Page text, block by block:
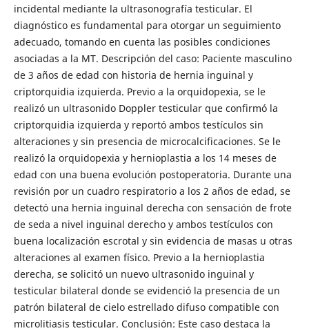
incidental mediante la ultrasonografía testicular. El
diagnóstico es fundamental para otorgar un seguimiento
adecuado, tomando en cuenta las posibles condiciones
asociadas a la MT. Descripción del caso: Paciente masculino
de 3 años de edad con historia de hernia inguinal y
criptorquidia izquierda. Previo a la orquidopexia, se le
realizó un ultrasonido Doppler testicular que confirmó la
criptorquidia izquierda y reportó ambos testículos sin
alteraciones y sin presencia de microcalcificaciones. Se le
realizó la orquidopexia y hernioplastia a los 14 meses de
edad con una buena evolución postoperatoria. Durante una
revisión por un cuadro respiratorio a los 2 años de edad, se
detectó una hernia inguinal derecha con sensación de frote
de seda a nivel inguinal derecho y ambos testículos con
buena localización escrotal y sin evidencia de masas u otras
alteraciones al examen físico. Previo a la hernioplastia
derecha, se solicitó un nuevo ultrasonido inguinal y
testicular bilateral donde se evidenció la presencia de un
patrón bilateral de cielo estrellado difuso compatible con
microlitiasis testicular. Conclusión: Este caso destaca la